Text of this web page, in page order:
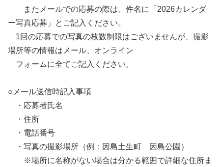
またメールでの応募の際は、件名に「2026カレンダ
ー写真応募」とご記入ください。
1回の応募での写真の枚数制限はございませんが、撮影
場所等の情報はメール、オンライン
フォームに全てご記入ください。
○メール送信時記入事項
・応募者氏名
・住所
・電話番号
・写真の撮影場所（例：因島土生町 因島公園）
※場所に名称がない場合は分かる範囲で詳細な住所ま